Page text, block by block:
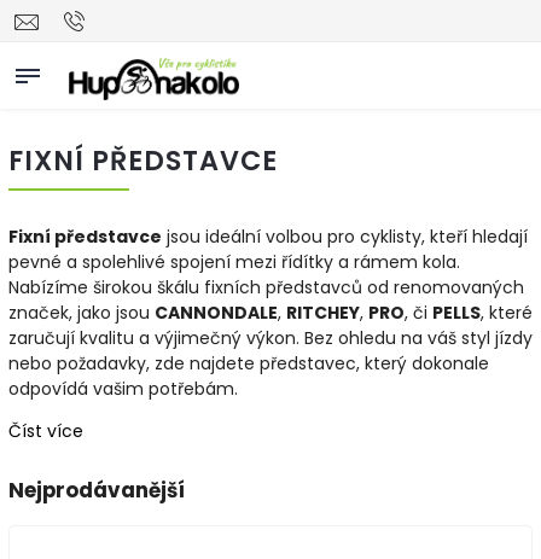
FIXNÍ PŘEDSTAVCE
Fixní představce jsou ideální volbou pro cyklisty, kteří hledají
pevné a spolehlivé spojení mezi řídítky a rámem kola.
Nabízíme širokou škálu fixních představců od renomovaných
značek, jako jsou CANNONDALE, RITCHEY, PRO, či PELLS, které
zaručují kvalitu a výjimečný výkon. Bez ohledu na váš styl jízdy
nebo požadavky, zde najdete představec, který dokonale
odpovídá vašim potřebám.
Číst více
Nejprodávanější